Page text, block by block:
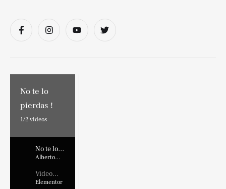
No te lo
pierdas !
1/2 videos
No te lo
pierdas !
Alberto
Video
Placehold
Elementor